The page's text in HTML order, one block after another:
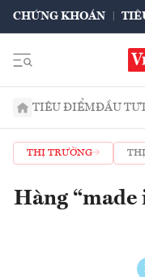
CHỨNG KHOÁN
TIÊU ĐIỂMĐẦU TƯ
THỊ TRƯỜNG
Hàng “made